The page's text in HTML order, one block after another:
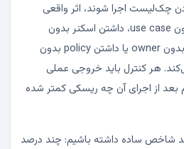
چک‌لیست اجرا شوند، اثر واقعی
ندارند. مثلا داشتن SIEM بدون use case، داشتن اسکنر بدون
اصلاح، داشتن لیست دارایی بدون owner یا داشتن policy بدون
هر کنترل باید خروجی عملی
بعد از اجرای آن چه ریسکی کمتر شده
شاخص ساده داشته باشیم: چند درصد